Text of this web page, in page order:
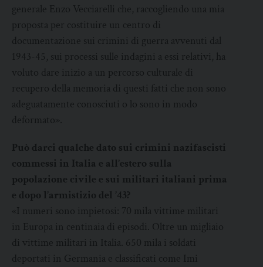
generale Enzo Vecciarelli che, raccogliendo una mia
proposta per costituire un centro di
documentazione sui crimini di guerra avvenuti dal
1943-45, sui processi sulle indagini a essi relativi, ha
voluto dare inizio a un percorso culturale di
recupero della memoria di questi fatti che non sono
adeguatamente conosciuti o lo sono in modo
deformato».
Può darci qualche dato sui crimini nazifascisti
commessi in Italia e all’estero sulla
popolazione civile e sui militari italiani prima
e dopo l’armistizio del ’43?
«I numeri sono impietosi: 70 mila vittime militari
in Europa in centinaia di episodi. Oltre un migliaio
di vittime militari in Italia. 650 mila i soldati
deportati in Germania e classificati come Imi